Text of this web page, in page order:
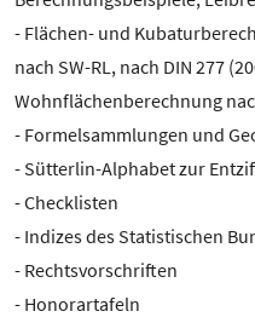
- Flächen- und
nach SW-RL, nach DIN 277
Wohnflächenberechnung
- Formelsammlungen und
- Sütterlin-Alphabet zur
- Checklisten
- Indizes des Statistischen
- Rechtsvorschriften
- Honorartafeln